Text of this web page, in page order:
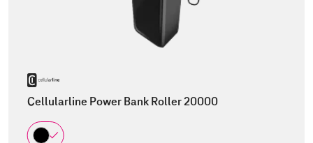
Cellularline Power Bank Roller 20000